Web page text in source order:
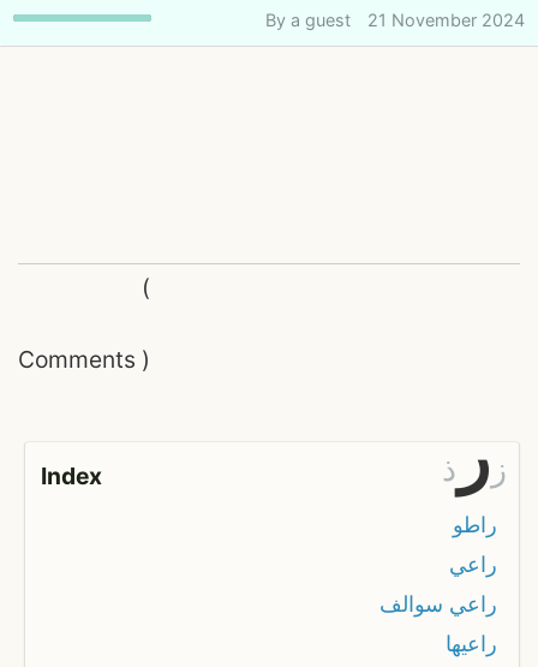
By a guest 21 November 2024
Comments
(
)
Index ذ ر ز
راطو
راعي
راعي سوالف
راعيها